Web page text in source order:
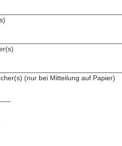
(nur bei Mitteilung auf Papier)